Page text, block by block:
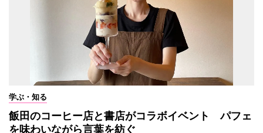
学ぶ・知る
飯田のコーヒー店と書店がコラボイベント パフェ
を味わいながら言葉を紡ぐ